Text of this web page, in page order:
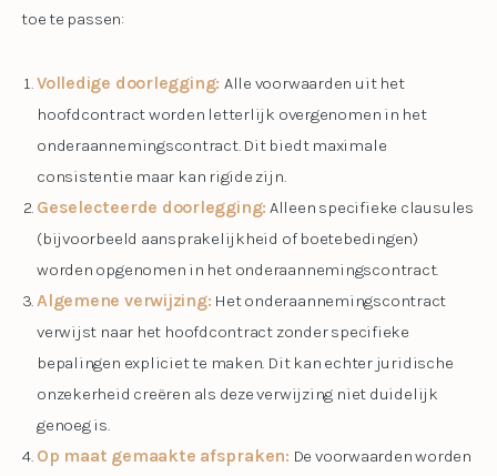
toe te passen:
Volledige doorlegging: Alle voorwaarden uit het
hoofdcontract worden letterlijk overgenomen in het
onderaannemingscontract. Dit biedt maximale
consistentie maar kan rigide zijn.
Geselecteerde doorlegging: Alleen specifieke clausules
(bijvoorbeeld aansprakelijkheid of boetebedingen)
worden opgenomen in het onderaannemingscontract.
Algemene verwijzing: Het onderaannemingscontract
verwijst naar het hoofdcontract zonder specifieke
bepalingen expliciet te maken. Dit kan echter juridische
onzekerheid creëren als deze verwijzing niet duidelijk
genoeg is.
Op maat gemaakte afspraken: De voorwaarden worden